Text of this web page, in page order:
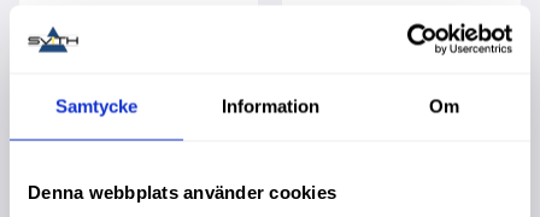
Samtycke Information Om
Denna webbplats använder cookies